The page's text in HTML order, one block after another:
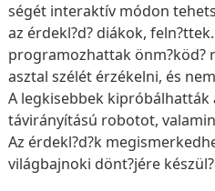
ségét interaktív módon
az érdekl?d? diákok,
programozhattak önm?köd?
asztal szélét érzékelni, és
A legkisebbek
távirányítású robotot,
Az érdekl?d?k
világbajnoki dönt?jére